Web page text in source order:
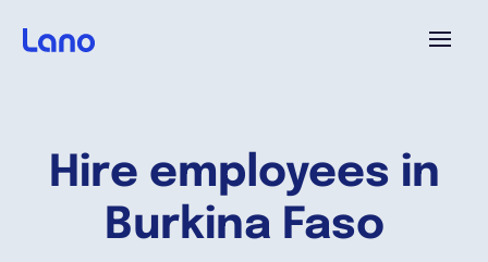
Hire employees in
Burkina Faso
Pourquoi Lano?